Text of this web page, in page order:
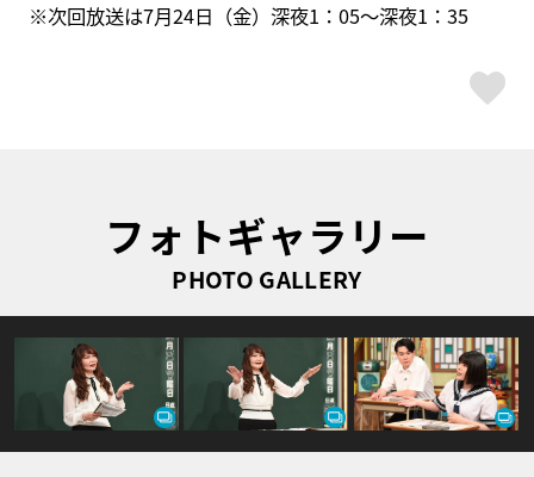
※次回放送は7月24日（金）深夜1：05～深夜1：35
フォトギャラリー
PHOTO GALLERY